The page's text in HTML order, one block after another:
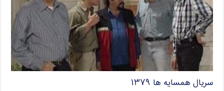
سریال همسایه ها ۱۳۷۹